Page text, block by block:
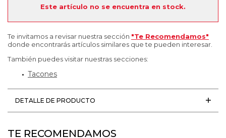
Este artículo no se encuentra en stock.
Te invitamos a revisar nuestra sección "Te Recomendamos"
donde encontrarás artículos similares que te pueden interesar.
También puedes visitar nuestras secciones:
Tacones
DETALLE DE PRODUCTO
TE RECOMENDAMOS